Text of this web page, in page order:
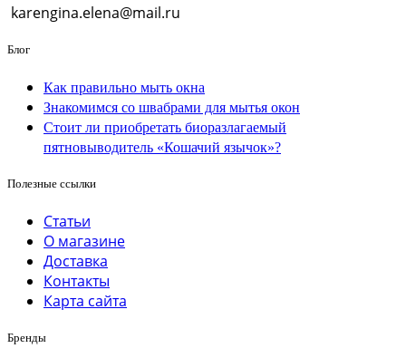
karengina.elena@mail.ru
Блог
Как правильно мыть окна
Знакомимся со швабрами для мытья окон
Стоит ли приобретать биоразлагаемый
пятновыводитель «Кошачий язычок»?
Полезные ссылки
Статьи
О магазине
Доставка
Контакты
Карта сайта
Бренды